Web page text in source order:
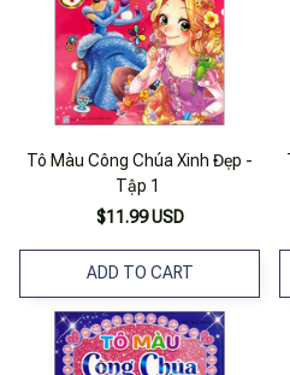
Tô Màu Công Chúa Xinh Đẹp -
Tập 1
$11.99 USD
ADD TO CART